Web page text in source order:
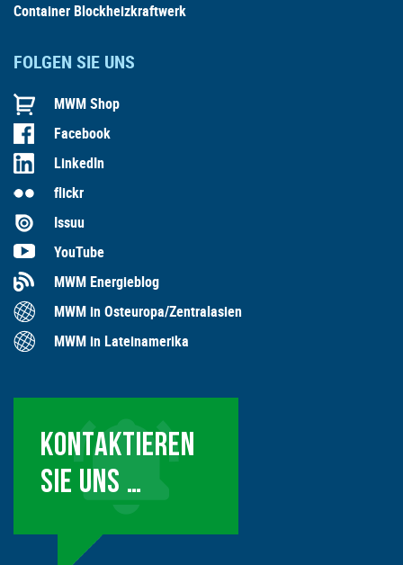
Container Blockheizkraftwerk
FOLGEN SIE UNS
MWM Shop
Facebook
LinkedIn
flickr
Issuu
YouTube
MWM Energieblog
MWM in Osteuropa/Zentralasien
MWM in Lateinamerika
KONTAKTIEREN
SIE UNS …